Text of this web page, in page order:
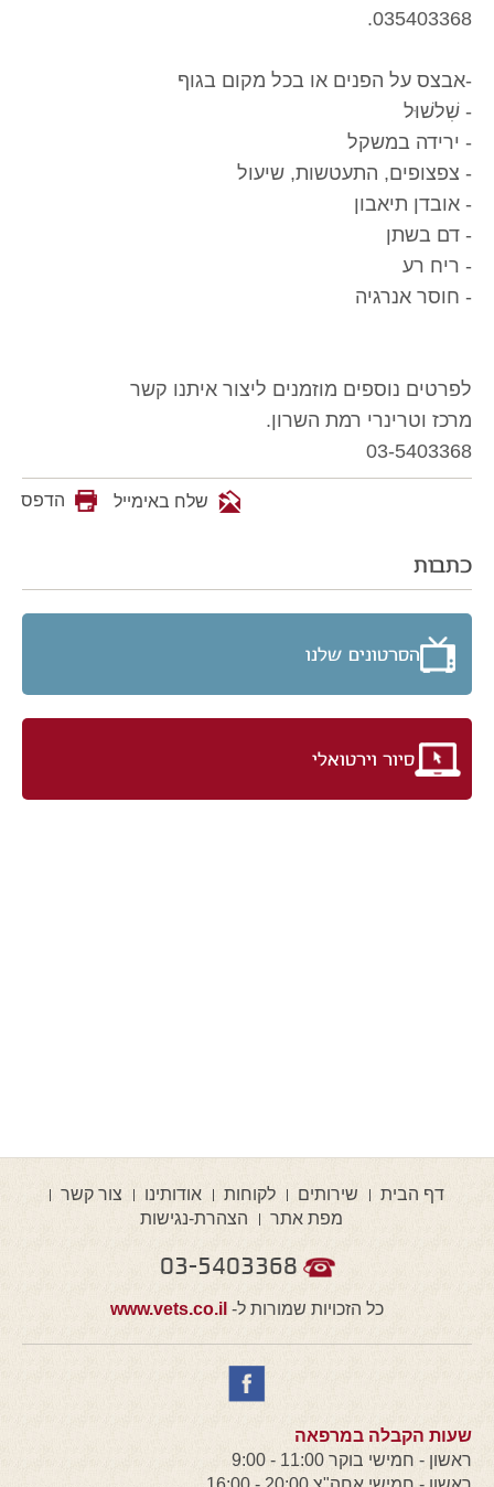
כתבות
הסרטונים שלנו
סיור וירטואלי
035403368.
-אבצס על הפנים או בכל מקום בגוף
- שִׁלשׁוּל
- ירידה במשקל
- צפצופים, התעטשות, שיעול
- אובדן תיאבון
- דם בשתן
- ריח רע
- חוסר אנרגיה
לפרטים נוספים מוזמנים ליצור איתנו קשר
מרכז וטרינרי רמת השרון.
03-5403368
שלח באימייל הדפס
דף הבית שירותים לקוחות אודותינו
צור קשר
מפת אתר
הצהרת-נגישות
03-5403368
כל הזכויות שמורות ל- www.vets.co.il
שעות הקבלה במרפאה
ראשון - חמישי בוקר 11:00 - 9:00